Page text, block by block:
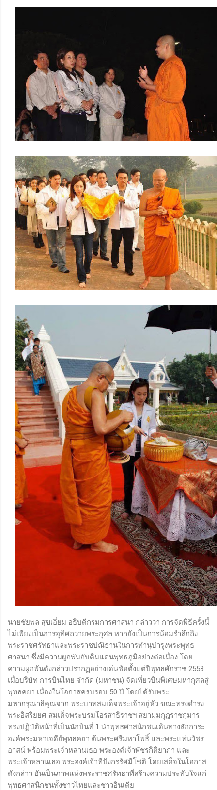
นายชัยพล สุขเอี่ยม อธิบดีกรมการศาสนา กล่าวว่า การจัดพิธีครั้งนี้
ไม่เพียงเป็นการอุทิศถวายพระกุศล หากยังเป็นการน้อมรำลึกถึง
พระราชศรัทธาและพระราชปณิธานในการทำนุบำรุงพระพุทธ
ศาสนา ซึ่งมีความผูกพันกับดินแดนพุทธภูมิอย่างต่อเนื่อง โดย
ความผูกพันดังกล่าวปรากฏอย่างเด่นชัดตั้งแต่ปีพุทธศักราช 2553
เมื่อบริษัท การบินไทย จำกัด (มหาชน) จัดเที่ยวบินพิเศษมหากุศลสู่
พุทธคยา เนื่องในโอกาสครบรอบ 50 ปี โดยได้รับพระ
มหากรุณาธิคุณจาก พระบาทสมเด็จพระเจ้าอยู่หัว ขณะทรงดำรง
พระอิสริยยศ สมเด็จพระบรมโอรสาธิราชฯ สยามมกุฎราชกุมาร
ทรงปฏิบัติหน้าที่เป็นนักบินที่ 1 นำพุทธศาสนิกชนเดินทางสักการะ
องค์พระมหาเจดีย์พุทธคยา ต้นพระศรีมหาโพธิ์ และพระแท่นวัชร
อาสน์ พร้อมพระเจ้าหลานเธอ พระองค์เจ้าพัชรกิติยาภา และ
พระเจ้าหลานเธอ พระองค์เจ้าทีปังกรรัศมีโชติ โดยเสด็จในโอกาส
ดังกล่าว อันเป็นภาพแห่งพระราชศรัทธาที่สร้างความประทับใจแก่
พุทธศาสนิกชนทั้งชาวไทยและชาวอินเดีย